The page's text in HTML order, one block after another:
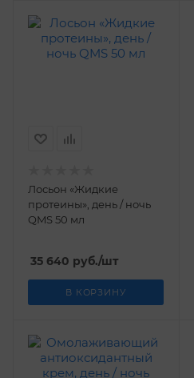
Лосьон «Жидкие
протеины», день / ночь
QMS 50 мл
35 640 руб./шт
В КОРЗИНУ